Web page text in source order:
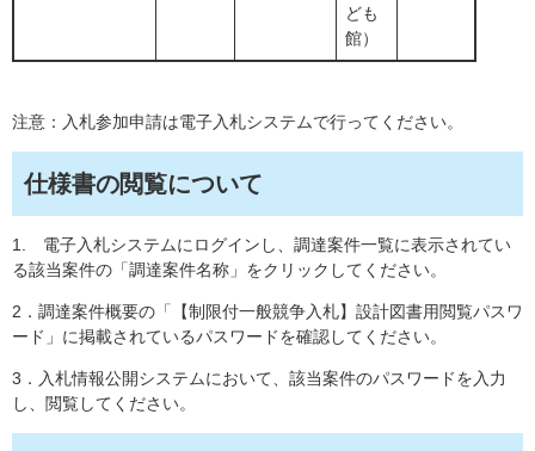
ども
館）
注意：入札参加申請は電子入札システムで行ってください。
仕様書の閲覧について
1. 電子入札システムにログインし、調達案件一覧に表示されてい
る該当案件の「調達案件名称」をクリックしてください。
2．調達案件概要の「【制限付一般競争入札】設計図書用閲覧パスワ
ード」に掲載されているパスワードを確認してください。
3．入札情報公開システムにおいて、該当案件のパスワードを入力
し、閲覧してください。